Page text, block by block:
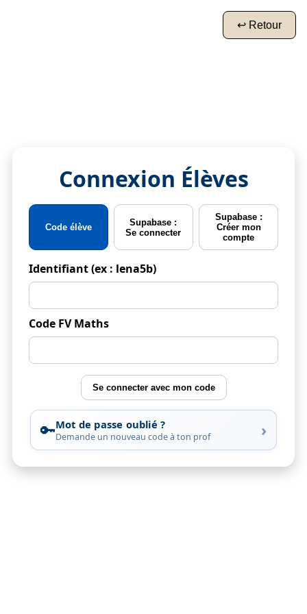
↩️ Retour
Connexion Élèves
Code élève
Supabase :
Se connecter
Supabase :
Créer mon
compte
Identifiant (ex : lena5b)
Code FV Maths
Se connecter avec mon code
🔑Mot de passe oublié ?
Demande un nouveau code à ton prof ›